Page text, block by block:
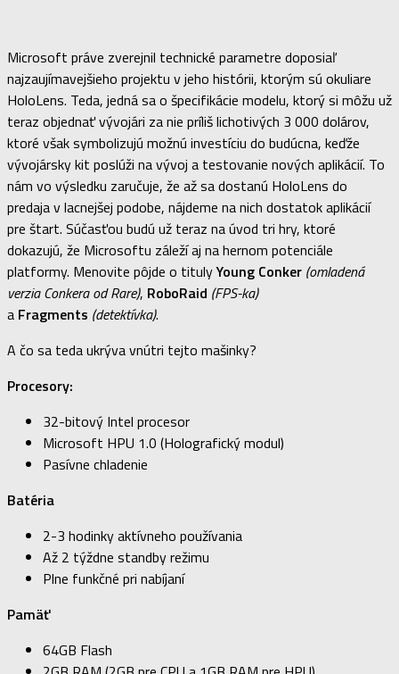
Microsoft práve zverejnil technické parametre doposiaľ
najzaujímavejšieho projektu v jeho histórii, ktorým sú okuliare
HoloLens. Teda, jedná sa o špecifikácie modelu, ktorý si môžu už
teraz objednať vývojári za nie príliš lichotivých 3 000 dolárov,
ktoré však symbolizujú možnú investíciu do budúcna, keďže
vývojársky kit poslúži na vývoj a testovanie nových aplikácií. To
nám vo výsledku zaručuje, že až sa dostanú HoloLens do
predaja v lacnejšej podobe, nájdeme na nich dostatok aplikácií
pre štart. Súčasťou budú už teraz na úvod tri hry, ktoré
dokazujú, že Microsoftu záleží aj na hernom potenciále
platformy. Menovite pôjde o titulyYoung Conker (omladená
verzia Conkera od Rare), RoboRaid (FPS-ka)
a Fragments (detektívka).
A čo sa teda ukrýva vnútri tejto mašinky?
Procesory:
32-bitový Intel procesor
Microsoft HPU 1.0 (Holografický modul)
Pasívne chladenie
Batéria
2-3 hodinky aktívneho používania
Až 2 týždne standby režimu
Plne funkčné pri nabíjaní
Pamäť
64GB Flash